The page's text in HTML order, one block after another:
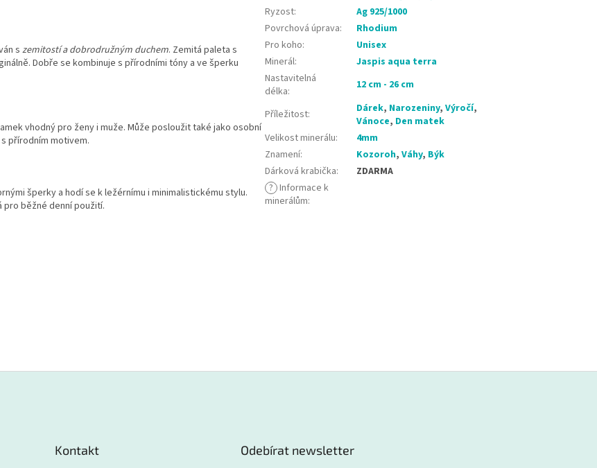
szemitostí a dobrodružným duchem. Zemitá paleta s
Dobře se kombinuje s přírodními tóny a ve šperku
vhodný pro ženy i muže. Může posloužit také jako osobní
přírodním motivem.
šperky a hodí se k ležérnímu i minimalistickému stylu.
pro běžné denní použití.
Ryzost:
Ag 925/1000
Povrchová úprava:
Rhodium
Pro koho:
Unisex
Minerál:
Jaspis aqua terra
Nastavitelná
délka: 12 cm - 26 cm
Příležitost: Dárek, Narozeniny,Výročí,
Vánoce, Den matek
Velikost minerálu:
4mm
Znamení: Kozoroh,Váhy, Býk
Dárková krabička:
ZDARMA
? Informace k
minerálům:
Kontakt Odebírat newsletter